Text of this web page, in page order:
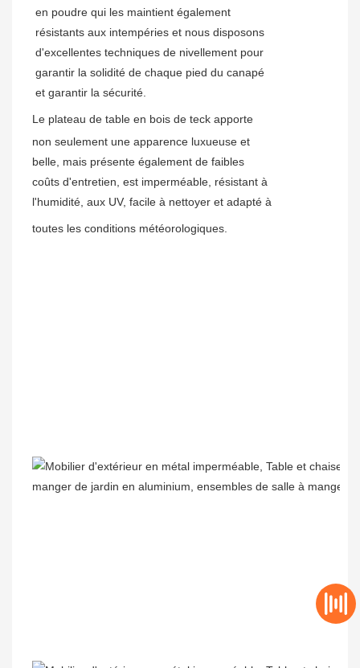
en poudre qui les maintient également
résistants aux intempéries et nous disposons
d'excellentes techniques de nivellement pour
garantir la solidité de chaque pied du canapé
et garantir la sécurité.
Le plateau de table en bois de teck apporte
non seulement une apparence luxueuse et
belle, mais présente également de faibles
coûts d'entretien, est imperméable, résistant à
l'humidité, aux UV, facile à nettoyer et adapté à
toutes les conditions météorologiques.